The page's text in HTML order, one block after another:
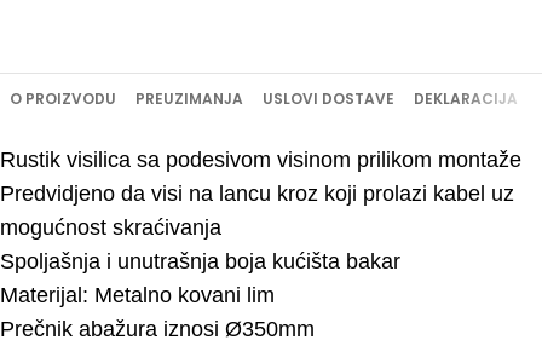
O PROIZVODU PREUZIMANJA USLOVI DOSTAVE DEKLARACIJA
Rustik visilica sa podesivom visinom prilikom montaže
Predvidjeno da visi na lancu kroz koji prolazi kabel uz
mogućnost skraćivanja
Spoljašnja i unutrašnja boja kućišta bakar
Materijal: Metalno kovani lim
Prečnik abažura iznosi Ø350mm